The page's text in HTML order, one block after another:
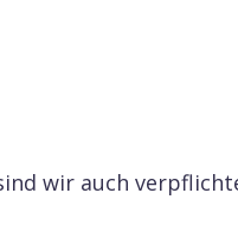
wir auch